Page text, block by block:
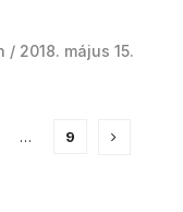
2018. május 15.
… 9